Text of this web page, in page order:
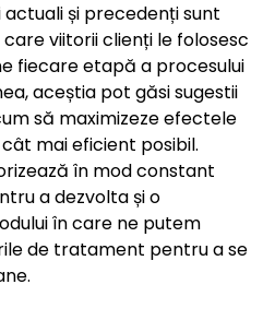
și precedenți sunt
viitorii clienți le folosesc
fiecare etapă a procesului
aceștia pot găsi sugestii
să maximizeze efectele
mai eficient posibil.
în mod constant
a dezvolta și o
în care ne putem
de tratament pentru a se